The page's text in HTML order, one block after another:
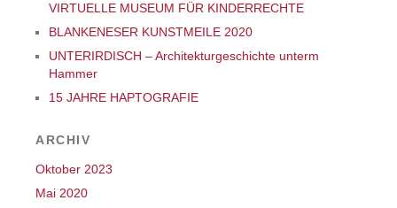
VIRTUELLE MUSEUM FÜR KINDERRECHTE
BLANKENESER KUNSTMEILE 2020
UNTERIRDISCH – Architekturgeschichte unterm
Hammer
15 JAHRE HAPTOGRAFIE
ARCHIV
Oktober 2023
Mai 2020